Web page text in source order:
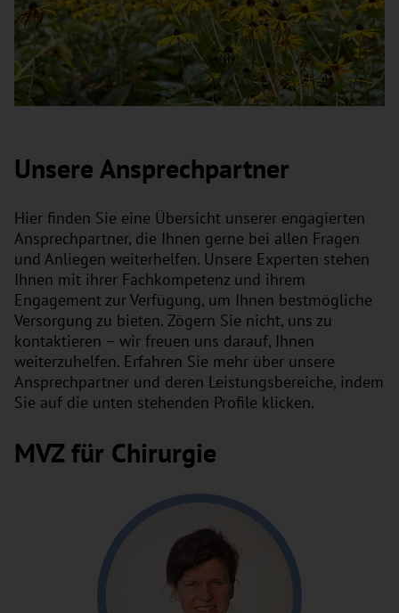
Unsere Ansprechpartner
Hier finden Sie eine Übersicht unserer engagierten
Ansprechpartner, die Ihnen gerne bei allen Fragen
und Anliegen weiterhelfen. Unsere Experten stehen
Ihnen mit ihrer Fachkompetenz und ihrem
Engagement zur Verfügung, um Ihnen bestmögliche
Versorgung zu bieten. Zögern Sie nicht, uns zu
kontaktieren – wir freuen uns darauf, Ihnen
weiterzuhelfen. Erfahren Sie mehr über unsere
Ansprechpartner und deren Leistungsbereiche, indem
Sie auf die unten stehenden Profile klicken.
MVZ für Chirurgie